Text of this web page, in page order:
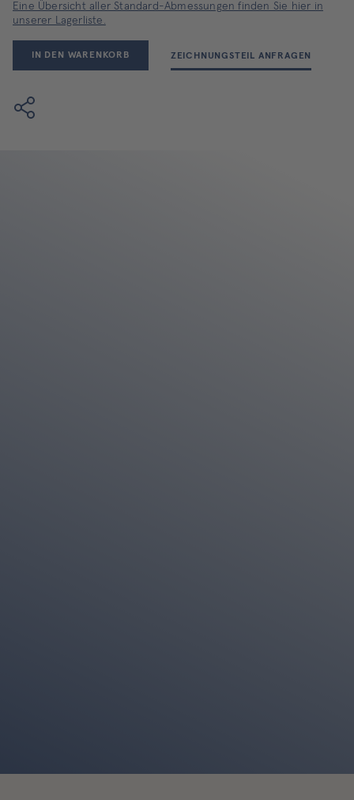
Eine Übersicht aller Standard-Abmessungen finden Sie hier in
unserer Lagerliste.
IN DEN WARENKORB ZEICHNUNGSTEIL ANFRAGEN